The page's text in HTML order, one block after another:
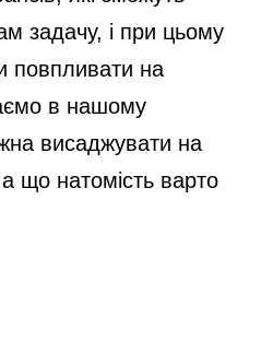
задачу, і при цьому
повпливати на
в нашому
висаджувати на
а що натомість варто